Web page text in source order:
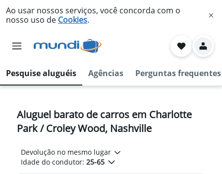
Ao usar nossos serviços, você concorda com o
nosso uso de Cookies.
Pesquise aluguéis Agências Perguntas frequentes
Aluguel barato de carros em Charlotte
Park / Croley Wood, Nashville
Devolução no mesmo lugar
Idade do condutor: 25-65